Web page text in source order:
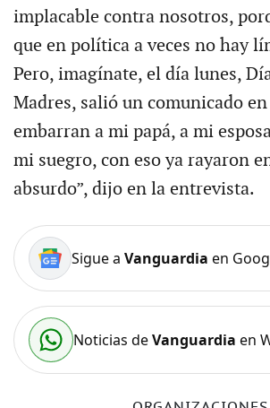
implacable contra nosotros,
que en política a veces no hay
Pero, imagínate, el día lunes,
Madres, salió un comunicado
embarran a mi papá, a mi
mi suegro, con eso ya rayaron
absurdo”, dijo en la entrevista.
Sigue a Vanguardia en
Noticias deVanguardia en